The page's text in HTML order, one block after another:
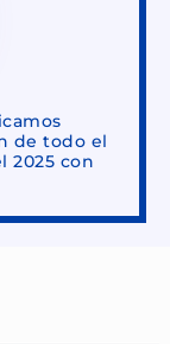
de todo el
2025 con